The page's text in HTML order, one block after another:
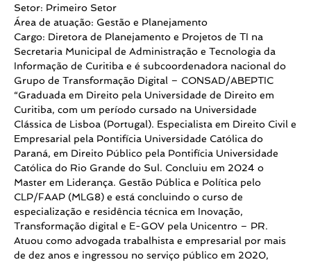
Setor: Primeiro Setor
Área de atuação: Gestão e Planejamento
Cargo: Diretora de Planejamento e Projetos de TI na
Secretaria Municipal de Administração e Tecnologia da
Informação de Curitiba e é subcoordenadora nacional do
Grupo de Transformação Digital – CONSAD/ABEPTIC
“Graduada em Direito pela Universidade de Direito em
Curitiba, com um período cursado na Universidade
Clássica de Lisboa (Portugal). Especialista em Direito Civil e
Empresarial pela Pontifícia Universidade Católica do
Paraná, em Direito Público pela Pontifícia Universidade
Católica do Rio Grande do Sul. Concluiu em 2024 o
Master em Liderança. Gestão Pública e Política pelo
CLP/FAAP (MLG8) e está concluindo o curso de
especialização e residência técnica em Inovação,
Transformação digital e E-GOV pela Unicentro – PR.
Atuou como advogada trabalhista e empresarial por mais
de dez anos e ingressou no serviço público em 2020,